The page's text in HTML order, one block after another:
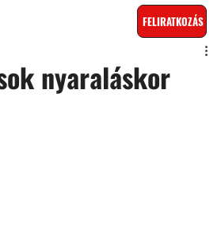
FELIRATKOZÁS
nyaraláskor